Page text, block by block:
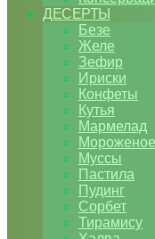
ДЕСЕРТЫ
Безе
Желе
Зефир
Ириски
Конфеты
Кутья
Мармелад
Мороженое
Муссы
Пастила
Пудинг
Сорбет
Тирамису